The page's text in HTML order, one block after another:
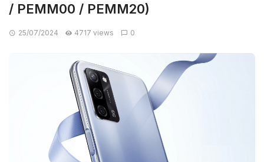
/ PEMM00 / PEMM20)
25/07/2024 4717 views 0